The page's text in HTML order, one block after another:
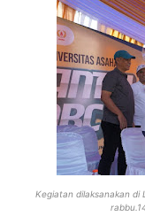
Kegiatan dilaksanakan di